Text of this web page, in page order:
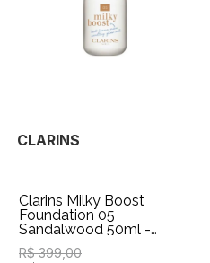
CLARINS
Clarins Milky Boost
Foundation 05
Sandalwood 50ml -
BASE LIQUIDA
R$ 399,00